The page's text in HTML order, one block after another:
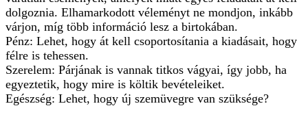
dolgoznia. Elhamarkodott véleményt ne mondjon, inkább
várjon, míg több információ lesz a birtokában.
Pénz: Lehet, hogy át kell csoportosítania a kiadásait, hogy
félre is tehessen.
Szerelem: Párjának is vannak titkos vágyai, így jobb, ha
egyeztetik, hogy mire is költik bevételeiket.
Egészség: Lehet, hogy új szemüvegre van szüksége?